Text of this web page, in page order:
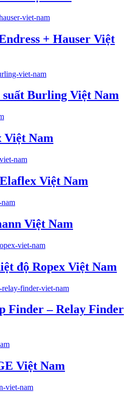
+ Hauser Việt
suất Burling Việt Nam
Việt Nam
Việt Nam
Việt Nam
độ Ropex Việt Nam
Finder – Relay Finder
Việt Nam